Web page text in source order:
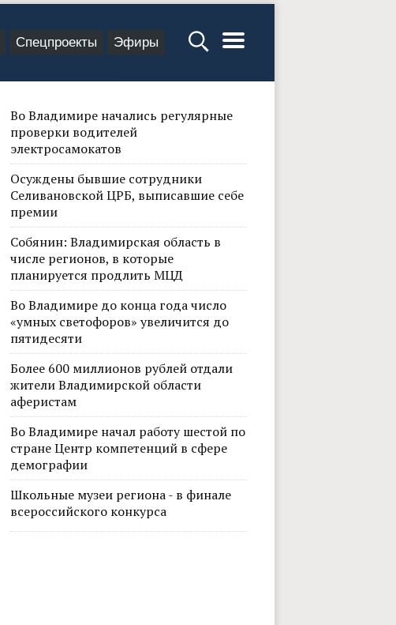
Спецпроекты Эфиры
Во Владимире начались регулярные
проверки водителей
электросамокатов
Осуждены бывшие сотрудники
Селивановской ЦРБ, выписавшие себе
премии
Собянин: Владимирская область в
числе регионов, в которые
планируется продлить МЦД
Во Владимире до конца года число
«умных светофоров» увеличится до
пятидесяти
Более 600 миллионов рублей отдали
жители Владимирской области
аферистам
Во Владимире начал работу шестой по
стране Центр компетенций в сфере
демографии
Школьные музеи региона - в финале
всероссийского конкурса